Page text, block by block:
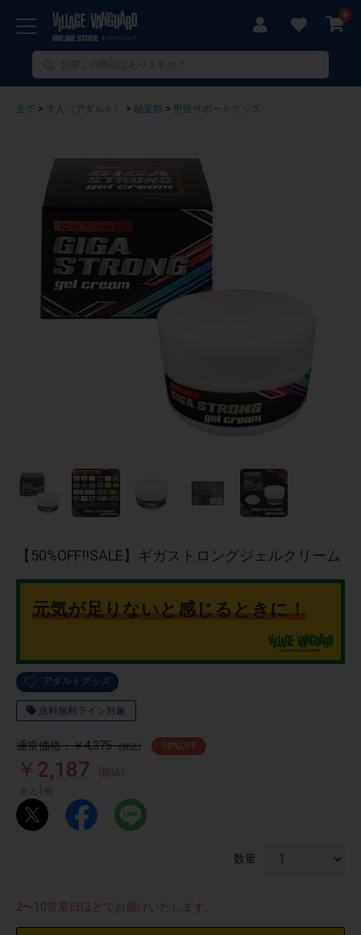
0
全て > 大人（アダルト） > 秘宝館 > 男性サポートグッズ
アダルトグッズ
送料無料ライン対象
【50%OFF!!SALE】ギガストロングジェルクリーム
元気が足りないと感じるときに！
通常価格：￥4,375 (税込) 50%OFF
￥2,187 (税込)
あと 1 個
数量
2〜10営業日ほどでお届けいたします。